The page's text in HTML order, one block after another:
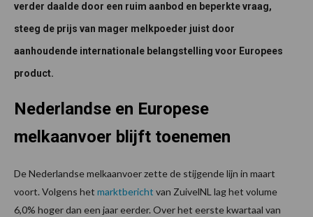
verder daalde door een ruim aanbod en beperkte vraag,
steeg de prijs van mager melkpoeder juist door
aanhoudende internationale belangstelling voor Europees
product.
Nederlandse en Europese
melkaanvoer blijft toenemen
De Nederlandse melkaanvoer zette de stijgende lijn in maart
voort. Volgens het marktbericht van ZuivelNL lag het volume
6,0% hoger dan een jaar eerder. Over het eerste kwartaal van